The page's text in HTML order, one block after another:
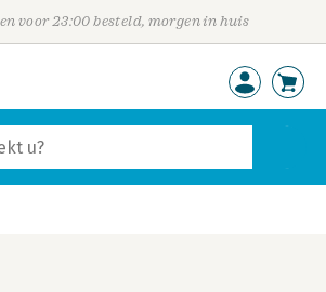
voor 23:00 besteld, morgen in huis